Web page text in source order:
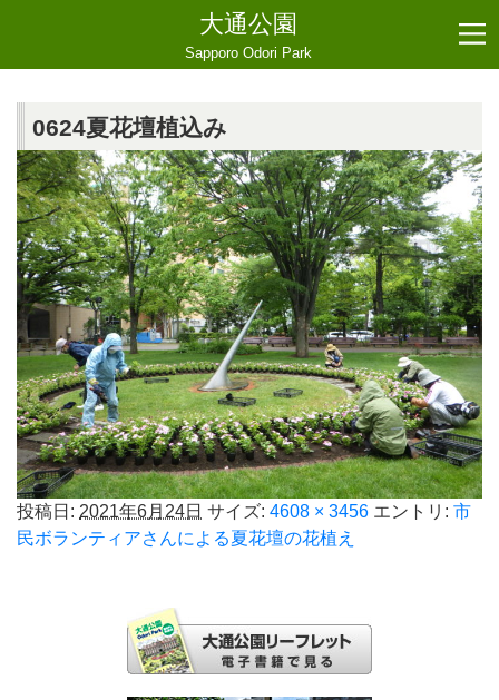
大通公園
Sapporo Odori Park
0624夏花壇植込み
投稿日: 2021年6月24日 サイズ: 4608 × 3456 エントリ: 市
民ボランティアさんによる夏花壇の花植え